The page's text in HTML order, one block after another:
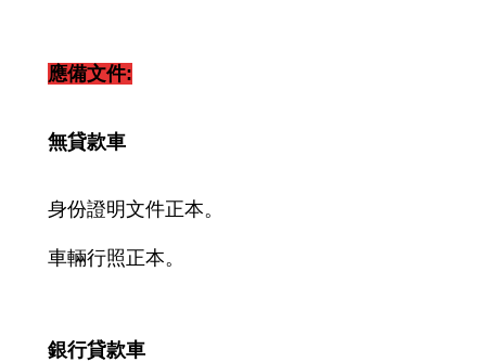
應備文件:
無貸款車
身份證明文件正本。
車輛行照正本。
銀行貸款車